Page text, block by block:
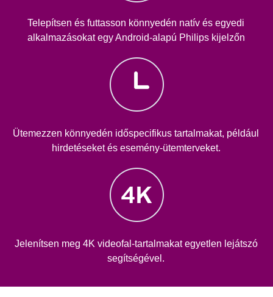
Telepítsen és futtasson könnyedén natív és egyedi
alkalmazásokat egy Android-alapú Philips kijelzőn
Ütemezzen könnyedén időspecifikus tartalmakat, például
hirdetéseket és esemény-ütemterveket.
Jelenítsen meg 4K videofal-tartalmakat egyetlen lejátszó
segítségével.